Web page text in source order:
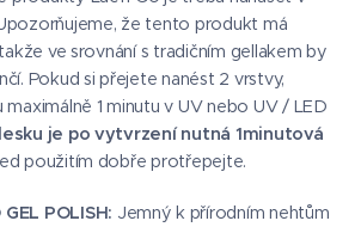
že tento produkt má
ve srovnání s tradičním gellakem by
Pokud si přejete nanést 2 vrstvy,
1 minutu v UV nebo UV / LED
je po vytvrzení nutná 1minutová
použitím dobře protřepejte.
POLISH: Jemný k přírodním nehtům